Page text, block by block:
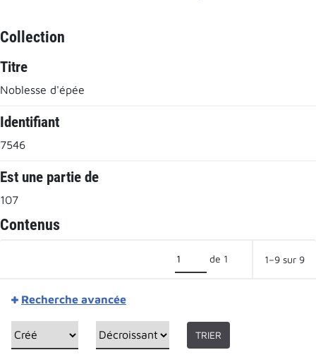
Collection
Titre
Noblesse d'épée
Identifiant
7546
Est une partie de
107
Contenus
de 1 1–9 sur 9
Recherche avancée
TRIER